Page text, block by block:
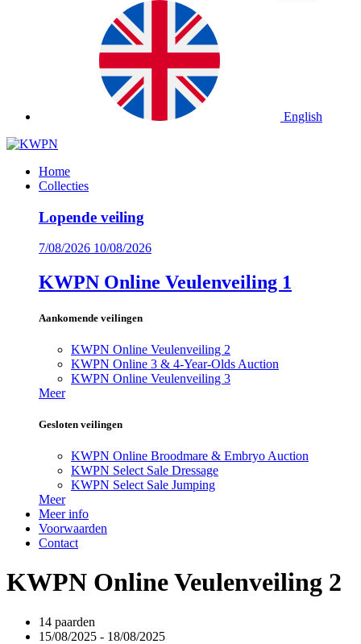
English
Home
Collecties
Lopende veiling
7/08/2026 10/08/2026
KWPN Online Veulenveiling 1
Aankomende veilingen
KWPN Online Veulenveiling 2
KWPN Online 3 & 4-Year-Olds Auction
KWPN Online Veulenveiling 3
Meer
Gesloten veilingen
KWPN Online Broodmare & Embryo Auction
KWPN Select Sale Dressage
KWPN Select Sale Jumping
Meer
Meer info
Voorwaarden
Contact
KWPN Online Veulenveiling 2
14 paarden
15/08/2025 - 18/08/2025